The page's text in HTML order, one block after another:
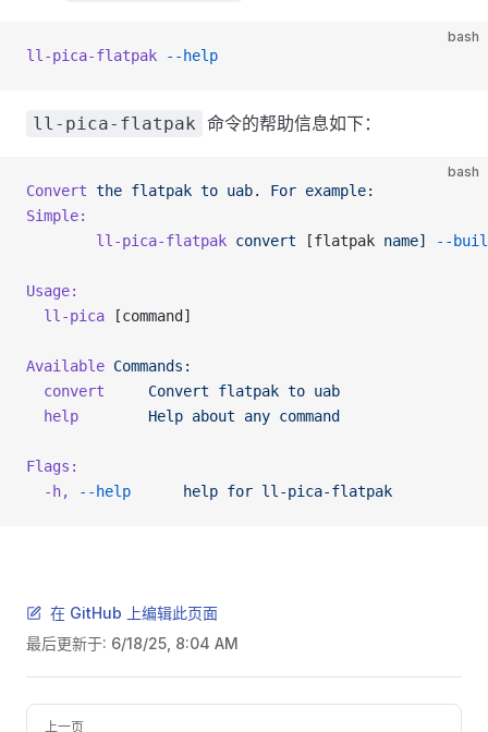
bash
ll-pica-flatpak --help
ll-pica-flatpak 命令的帮助信息如下：
bash
Convert the flatpak to uab. For example:
Simple:
        ll-pica-flatpak
convert [flatpak name] --
Usage:
  ll-pica
[command]
Available Commands:
  convert
     Convert
flatpak to uab
  help
        Help
about any command
Flags:
  -h,
--help
      help
for ll-pica-flatpak
在 GitHub 上编辑此页面
最后更新于: 6/18/25, 8:04 AM
Pager
上一页